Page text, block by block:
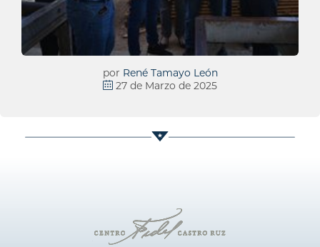
por René Tamayo León
27 de Marzo de 2025